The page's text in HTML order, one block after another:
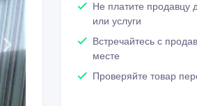
Не платите продавцу
или услуги
Встречайтесь с
месте
Проверяйте товар